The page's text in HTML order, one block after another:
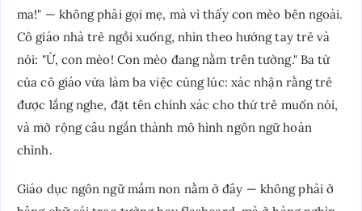
ma!" — không phải gọi mẹ, mà vì thấy con mèo bên ngoài.
Cô giáo nhà trẻ ngồi xuống, nhìn theo hướng tay trẻ và
nói: "Ừ, con mèo! Con mèo đang nằm trên tường." Ba từ
của cô giáo vừa làm ba việc cùng lúc: xác nhận rằng trẻ
được lắng nghe, đặt tên chính xác cho thứ trẻ muốn nói,
và mở rộng câu ngắn thành mô hình ngôn ngữ hoàn
chỉnh.
Giáo dục ngôn ngữ mầm non nằm ở đây — không phải ở